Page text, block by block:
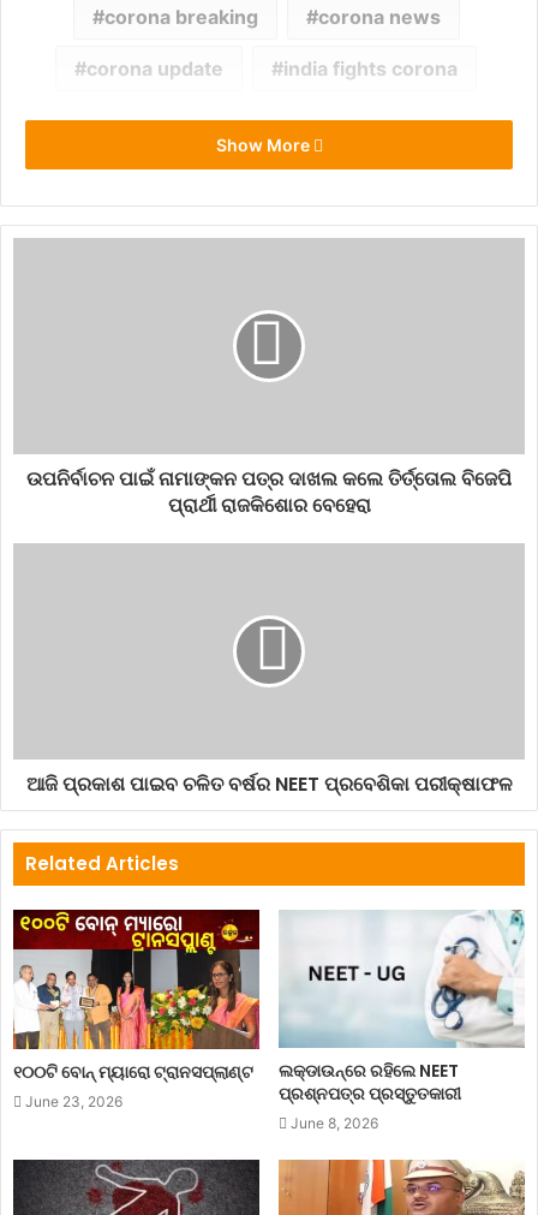
corona breaking corona news
corona update india fights corona
Show More
ଉପନିର୍ବାଚନ ପାଇଁ ନାମାଙ୍କନ ପତ୍ର ଦାଖଲ କଲେ ତିର୍ତ୍ତୋଲ ବିଜେପି
ପ୍ରାର୍ଥୀ ରାଜକିଶୋର ବେହେରା
ଆଜି ପ୍ରକାଶ ପାଇବ ଚଳିତ ବର୍ଷର NEET ପ୍ରବେଶିକା ପରୀକ୍ଷାଫଳ
Related Articles
୧୦୦ଟି ବୋନ୍ ମ୍ୟାରୋ ଟ୍ରାନସପ୍ଲାଣ୍ଟ
June 23, 2026
ଲକ୍‌ଡାଉନ୍‌ରେ ରହିଲେ NEET
ପ୍ରଶ୍ନପତ୍ର ପ୍ରସ୍ତୁତକାରୀ
June 8, 2026